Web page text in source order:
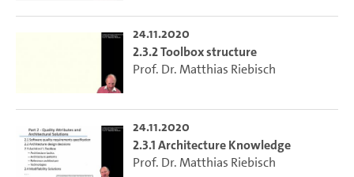
24.11.2020
2.3.2 Toolbox structure
Prof. Dr. Matthias Riebisch
24.11.2020
2.3.1 Architecture Knowledge
Prof. Dr. Matthias Riebisch